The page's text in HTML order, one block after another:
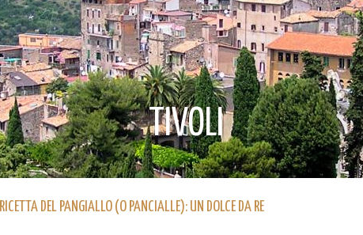
TIVOLI
RICETTA DEL PANGIALLO (O PANCIALLE): UN DOLCE DA RE